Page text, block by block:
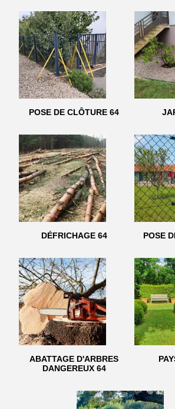
POSE DE CLÔTURE 64
DÉFRICHAGE 64 POSE
ABATTAGE D'ARBRES
DANGEREUX 64